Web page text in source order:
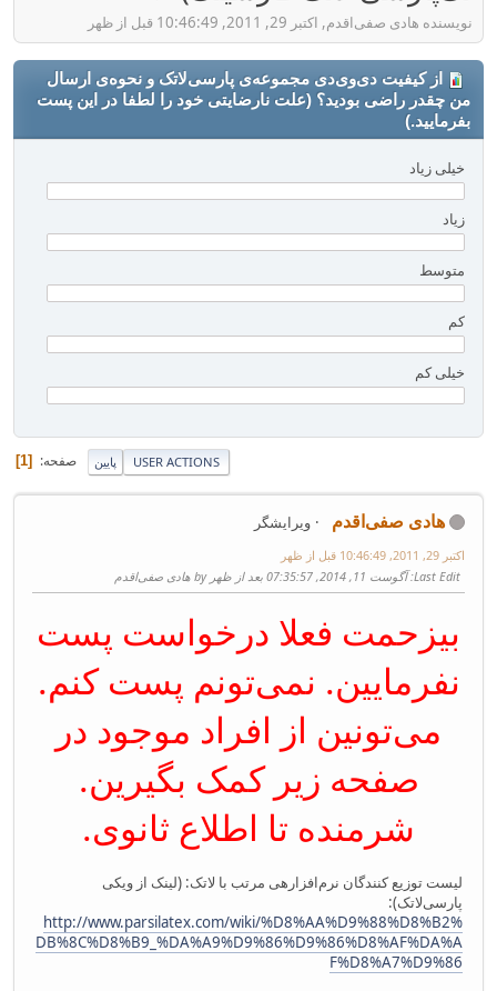
نویسنده هادی صفی‌اقدم, اکتبر 29, 2011, 10:46:49 قبل از ظهر
از کیفیت دی‌وی‌دی مجموعه‌ی پارسی‌لاتک و نحوه‌ی ارسال
من چقدر راضی بودید؟ (علت نارضایتی خود را لطفا در این پست
بفرمایید.)
خیلی زیاد
زیاد
متوسط
کم
خیلی کم
پایین صفحه 1 USER ACTIONS
هادی صفی‌اقدم ویرایشگر
اکتبر 29, 2011, 10:46:49 قبل از ظهر
Last Edit: آگوست 11, 2014, 07:35:57 بعد از ظهر by هادی صفی‌اقدم
بیزحمت فعلا درخواست پست
نفرمایین. نمی‌تونم پست کنم.
می‌تونین از افراد موجود در
صفحه زیر کمک بگیرین.
شرمنده تا اطلاع ثانوی.
لیست توزیع کنندگان نرم‌افزارهی مرتب با لاتک: (لینک از ویکی
پارسی‌لاتک):
http://www.parsilatex.com/wiki/%D8%AA%D9%88%D8%B2%
DB%8C%D8%B9_%DA%A9%D9%86%D9%86%D8%AF%DA%A
F%D8%A7%D9%86